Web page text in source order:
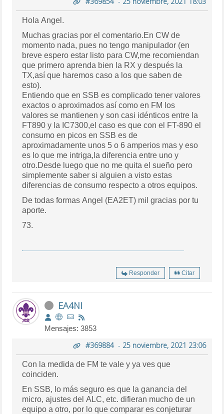
Hola Angel.
Muchas gracias por el comentario.En CW de
momento nada, pues no tengo manipulador (en
breve espero estar listo para CW,me recomiendan
que primero aprenda bien la RX y después la
TX,así que haremos caso a los que saben de
esto).
Entiendo que en SSB es complicado tener valores
exactos o aproximados así como en FM los
valores se mantienen y son casi idénticos entre la
FT890 y la IC7300,el caso es que con el FT-890 el
consumo en picos en SSB es de
aproximadamente unos 5 o 6 amperios mas y eso
es lo que me intriga,la diferencia entre uno y
otro.Desde luego que no me quita el sueño pero
simplemente saber si alguien a visto estas
diferencias de consumo respecto a otros equipos.
De todas formas Angel (EA2ET) mil gracias por tu
aporte.
73.
Responder Citar
EA4NI
Mensajes: 3853
#369884- 25 noviembre, 2021 23:06
Con la medida de FM te vale y ya ves que
coinciden.
En SSB, lo más seguro es que la ganancia del
micro, ajustes del ALC, etc. difieran mucho de un
equipo a otro, por lo que comparar es conjeturar